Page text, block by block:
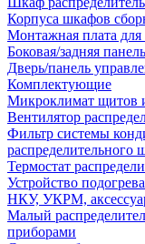
Корпуса шкафов
Монтажная плата для
Боковая/задняя
Дверь/панель
Комплектующие
Микроклимат щитов
Вентилятор
Фильтр системы
распределительного
Термостат
Устройство
НКУ, УКРМ,
Малый
приборами